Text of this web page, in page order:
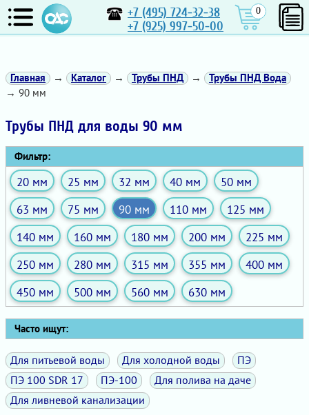
+7 (495) 724-32-38
+7 (925) 997-50-00
0
Главная → Каталог → Трубы ПНД →
Трубы ПНД Вода
→ 90 мм
Трубы ПНД для воды 90 мм
Фильтр:
20 мм 25 мм 32 мм 40 мм
50 мм
63 мм
75 мм 90 мм 110 мм
125 мм
140 мм
160 мм 180 мм 200 мм
225 мм
250 мм
280 мм 315 мм 355 мм
400 мм
450 мм
500 мм 560 мм 630 мм
Часто ищут:
Для питьевой воды Для холодной воды
ПЭ
ПЭ 100 SDR 17
ПЭ-100
Для полива на даче
Для ливневой канализации